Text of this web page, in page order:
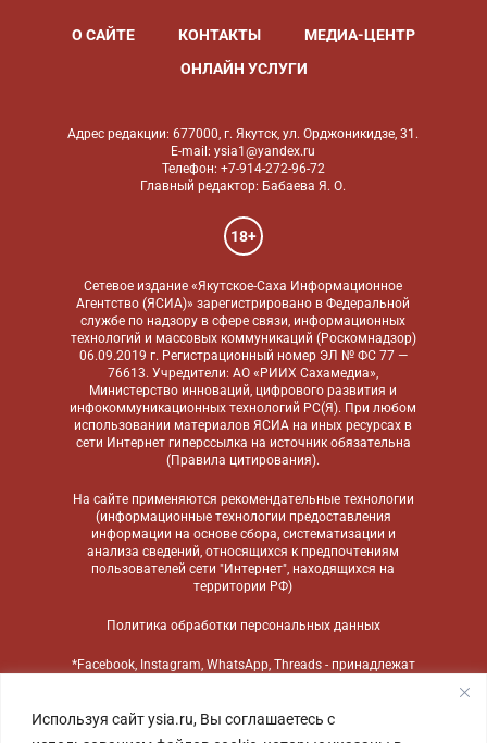
Используя сайт ysia.ru, Вы соглашаетесь с
О САЙТЕ КОНТАКТЫ
МЕДИА-ЦЕНТР
ОНЛАЙН УСЛУГИ
Адрес редакции: 677000, г. Якутск, ул. Орджоникидзе, 31.
E-mail: ysia1@yandex.ru
Телефон: +7-914-272-96-72
Главный редактор: Бабаева Я. О.
18+
Сетевое издание «Якутское-Саха Информационное
Агентство (ЯСИА)» зарегистрировано в Федеральной
службе по надзору в сфере связи, информационных
технологий и массовых коммуникаций (Роскомнадзор)
06.09.2019 г. Регистрационный номер ЭЛ № ФС 77 —
76613. Учредители: АО «РИИХ Сахамедиа»,
Министерство инноваций, цифрового развития и
инфокоммуникационных технологий РС(Я). При любом
использовании материалов ЯСИА на иных ресурсах в
сети Интернет гиперссылка на источник обязательна
(Правила цитирования).
На сайте применяются рекомендательные технологии
(информационные технологии предоставления
информации на основе сбора, систематизации и
анализа сведений, относящихся к предпочтениям
пользователей сети "Интернет", находящихся на
территории РФ)
Политика обработки персональных данных
*Facebook, Instagram, WhatsApp, Threads - принадлежат